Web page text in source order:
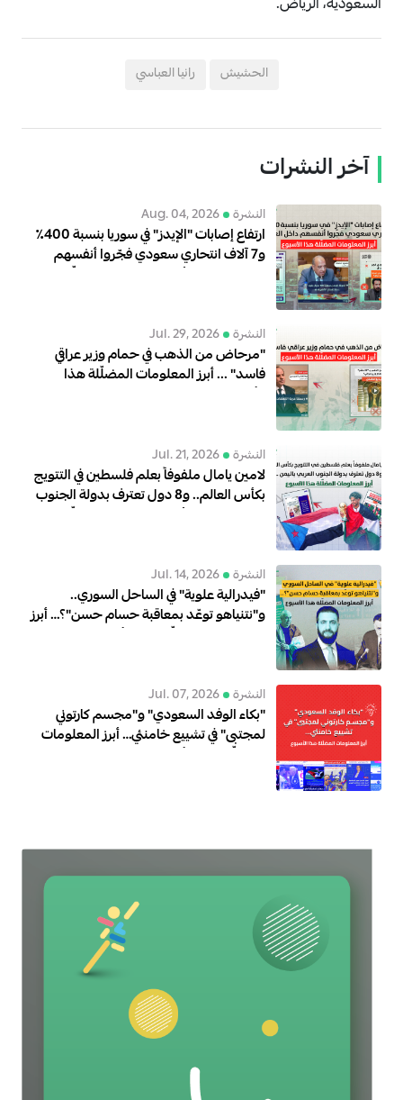
السعودية، الرياض.
الحشيش رانيا العباسي
آخر النشرات
النشرة Aug. 04, 2026
ارتفاع إصابات "الإيدز" في سوريا بنسبة 400٪
و7 آلاف انتحاري سعودي فجّروا أنفسهم
النشرة Jul. 29, 2026
"مرحاض من الذهب في حمام وزير عراقي
فاسد" ... أبرز المعلومات المضلّلة هذا
النشرة Jul. 21, 2026
لامين يامال ملفوفاً بعلم فلسطين في التتويج
بكأس العالم.. و8 دول تعترف بدولة الجنوب
النشرة Jul. 14, 2026
"فيدرالية علوية" في الساحل السوري..
و"نتنياهو توعّد بمعاقبة حسام حسن"؟… أبرز
النشرة Jul. 07, 2026
"بكاء الوفد السعودي" و"مجسم كارتوني
لمجتبى" في تشييع خامنئي… أبرز المعلومات